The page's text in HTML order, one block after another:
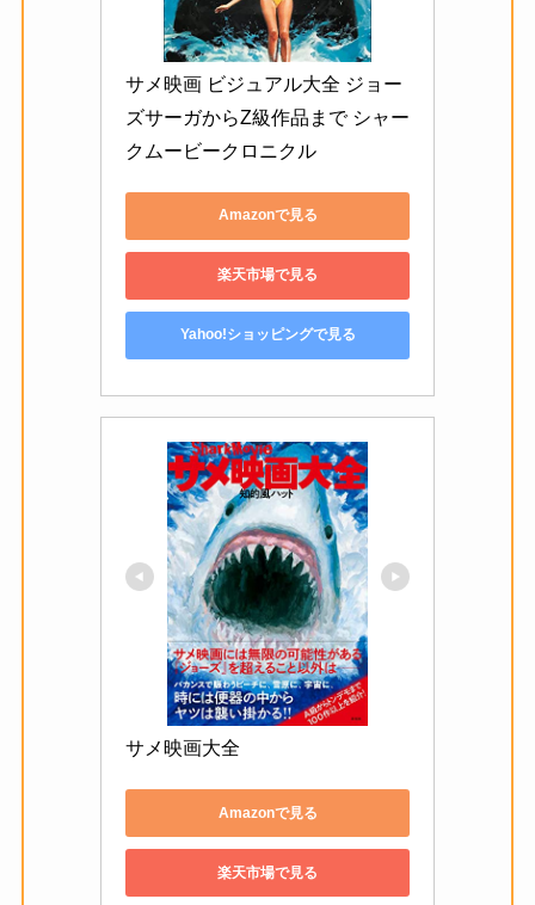
サメ映画 ビジュアル大全 ジョー
ズサーガからZ級作品まで シャー
クムービークロニクル
Amazonで見る
楽天市場で見る
Yahoo!ショッピングで見る
サメ映画大全
Amazonで見る
楽天市場で見る